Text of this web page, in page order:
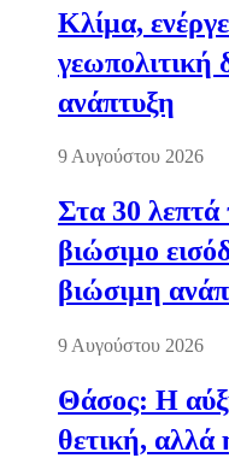
Κλίμα,
γεωπολιτική
ανάπτυξη
9 Αυγούστου 2026
Στα 30 λεπτά
βιώσιμο
βιώσιμη
9 Αυγούστου 2026
Θάσος: Η
θετική, αλλά